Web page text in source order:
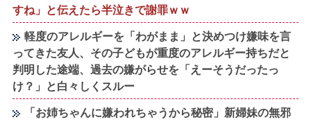
すね」と伝えたら半泣きで謝罪ｗｗ
軽度のアレルギーを「わがまま」と決めつけ嫌味を言
ってきた友人、その子どもが重度のアレルギー持ちだと
判明した途端、過去の嫌がらせを「えーそうだったっ
け？」と白々しくスルー
「お姉ちゃんに嫌われちゃうから秘密」新婦妹の無邪